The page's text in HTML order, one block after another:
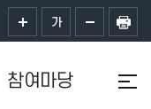
가
참여마당